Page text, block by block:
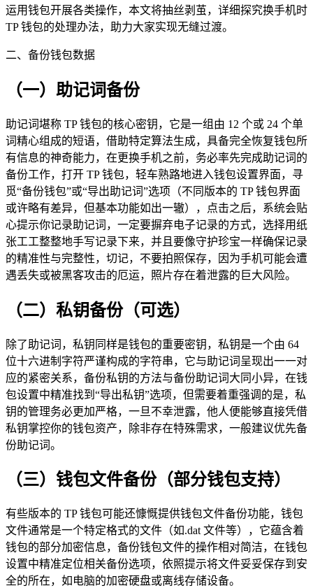
运用钱包开展各类操作，本文将抽丝剥茧，详细探究换手机时
TP 钱包的处理办法，助力大家实现无缝过渡。
二、备份钱包数据
（一）助记词备份
助记词堪称 TP 钱包的核心密钥，它是一组由 12 个或 24 个单
词精心组成的短语，借助特定算法生成，具备完全恢复钱包所
有信息的神奇能力，在更换手机之前，务必率先完成助记词的
备份工作，打开 TP 钱包，轻车熟路地进入钱包设置界面，寻
觅“备份钱包”或“导出助记词”选项（不同版本的 TP 钱包界面
或许略有差异，但基本功能如出一辙），点击之后，系统会贴
心提示你记录助记词，一定要摒弃电子记录的方式，选择用纸
张工工整整地手写记录下来，并且要像守护珍宝一样确保记录
的精准性与完整性，切记，不要拍照保存，因为手机可能会遭
遇丢失或被黑客攻击的厄运，照片存在着泄露的巨大风险。
（二）私钥备份（可选）
除了助记词，私钥同样是钱包的重要密钥，私钥是一个由 64
位十六进制字符严谨构成的字符串，它与助记词呈现出一一对
应的紧密关系，备份私钥的方法与备份助记词大同小异，在钱
包设置中精准找到“导出私钥”选项，但需要着重强调的是，私
钥的管理务必更加严格，一旦不幸泄露，他人便能够直接凭借
私钥掌控你的钱包资产，除非存在特殊需求，一般建议优先备
份助记词。
（三）钱包文件备份（部分钱包支持）
有些版本的 TP 钱包可能还慷慨提供钱包文件备份功能，钱包
文件通常是一个特定格式的文件（如.dat 文件等），它蕴含着
钱包的部分加密信息，备份钱包文件的操作相对简洁，在钱包
设置中精准定位相关备份选项，依照提示将文件妥妥保存到安
全的所在，如电脑的加密硬盘或离线存储设备。